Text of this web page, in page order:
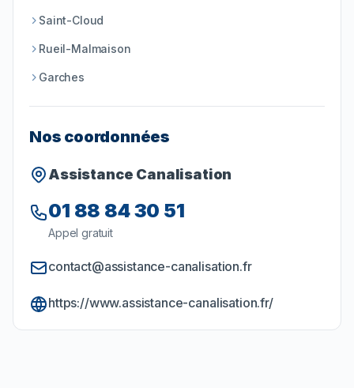
Saint-Cloud
Rueil-Malmaison
Garches
Nos coordonnées
Assistance Canalisation
01 88 84 30 51
Appel gratuit
contact@assistance-canalisation.fr
https://www.assistance-canalisation.fr/